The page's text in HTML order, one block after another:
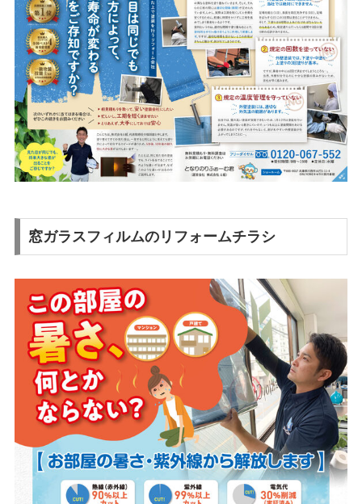
窓ガラスフィルムのリフォームチラシ